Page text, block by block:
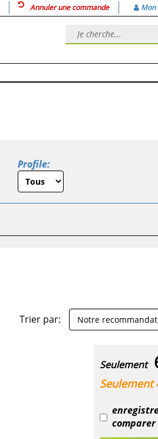
Annuler une commande Mon
Profile:
Trier par:
Seulement
Seulement
comparer